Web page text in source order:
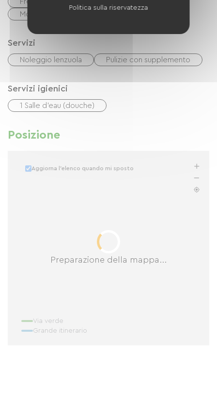
Mobili da giardino
Servizi
Noleggio lenzuola Pulizie con supplemento
Servizi igienici
1 Salle d'eau (douche)
Posizione
Preparazione della mappa...
Aggiorna l'elenco quando mi sposto
Via verde
Grande itinerario
Politica sulla riservatezza